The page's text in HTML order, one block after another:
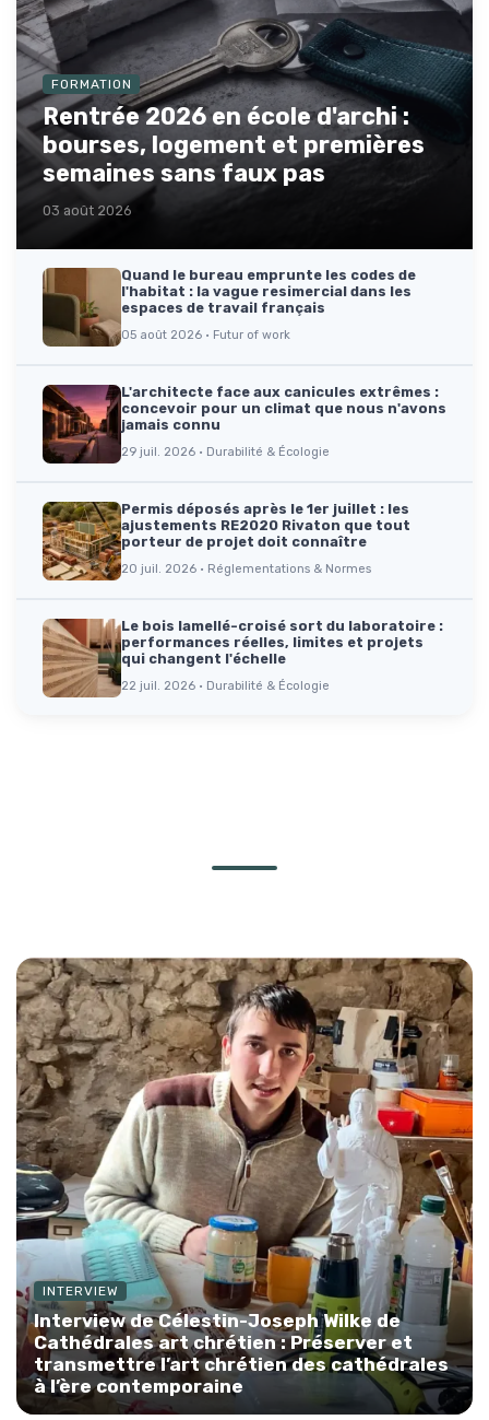
FORMATION
Rentrée 2026 en école d'archi :
bourses, logement et premières
semaines sans faux pas
03 août 2026
Quand le bureau emprunte les codes de
l'habitat : la vague resimercial dans les
espaces de travail français
05 août 2026 · Futur of work
L'architecte face aux canicules extrêmes :
concevoir pour un climat que nous n'avons
jamais connu
29 juil. 2026 · Durabilité & Écologie
Permis déposés après le 1er juillet : les
ajustements RE2020 Rivaton que tout
porteur de projet doit connaître
20 juil. 2026 · Réglementations & Normes
Le bois lamellé-croisé sort du laboratoire :
performances réelles, limites et projets
qui changent l'échelle
22 juil. 2026 · Durabilité & Écologie
INTERVIEW
Interview de Célestin-Joseph Wilke de
Cathédrales art chrétien : Préserver et
transmettre l’art chrétien des cathédrales
à l’ère contemporaine